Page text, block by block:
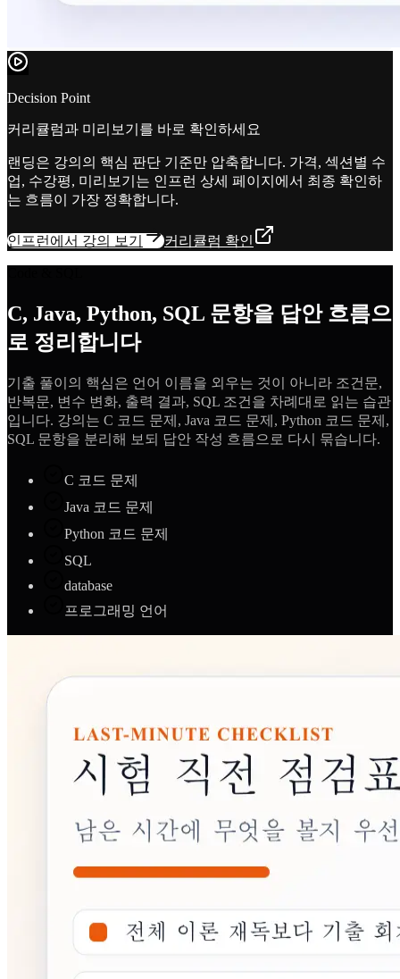
Decision Point
커리큘럼과 미리보기를 바로 확인하세요
랜딩은 강의의 핵심 판단 기준만 압축합니다. 가격, 섹션별 수
업, 수강평, 미리보기는 인프런 상세 페이지에서 최종 확인하
는 흐름이 가장 정확합니다.
인프런에서 강의 보기 커리큘럼 확인
C, Java, Python, SQL 문항을 답안 흐름으
로 정리합니다
기출 풀이의 핵심은 언어 이름을 외우는 것이 아니라 조건문,
반복문, 변수 변화, 출력 결과, SQL 조건을 차례대로 읽는 습관
입니다. 강의는 C 코드 문제, Java 코드 문제, Python 코드 문제,
SQL 문항을 분리해 보되 답안 작성 흐름으로 다시 묶습니다.
C 코드 문제
Java 코드 문제
Python 코드 문제
SQL
database
프로그래밍 언어